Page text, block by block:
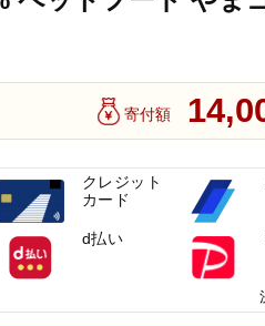
寄付額
クレジット
カード
d払い